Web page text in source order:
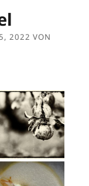
2022 VON